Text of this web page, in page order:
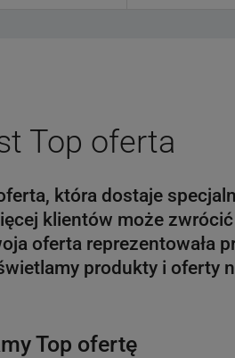
Top oferta
która dostaje
klientów może
oferta reprezentowała
produkty i oferty
Top ofertę